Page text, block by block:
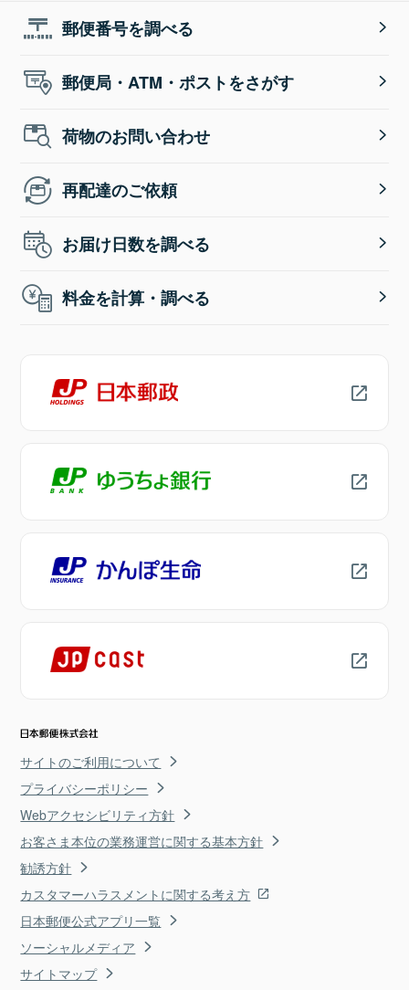
郵便番号を調べる
郵便局・ATM・ポストをさがす
荷物のお問い合わせ
再配達のご依頼
お届け日数を調べる
料金を計算・調べる
サイトのご利用について
プライバシーポリシー
Webアクセシビリティ方針
お客さま本位の業務運営に関する基本方針
勧誘方針
カスタマーハラスメントに関する考え方
日本郵便公式アプリ一覧
ソーシャルメディア
サイトマップ